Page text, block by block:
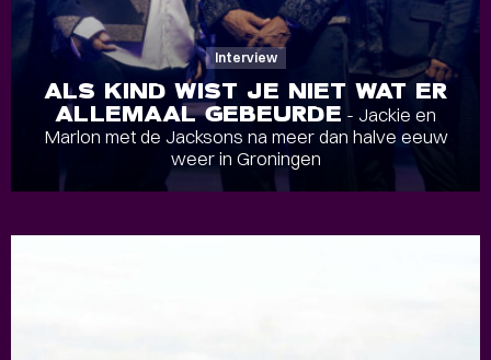
Interview
ALS KIND WIST JE NIET WAT ER
ALLEMAAL GEBEURDE - Jackie en
Marlon met de Jacksons na meer dan halve eeuw
weer in Groningen